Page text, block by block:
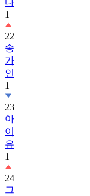
1
22
송
가
인
1
23
아
이
유
1
24
그